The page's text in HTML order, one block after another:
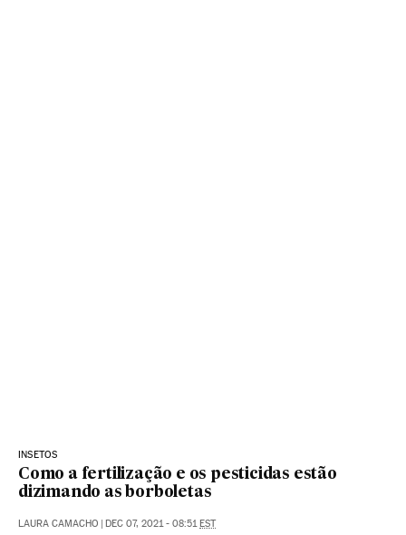
INSETOS
Como a fertilização e os pesticidas estão
dizimando as borboletas
LAURA CAMACHO DEC 07, 2021 - 08:51 EST